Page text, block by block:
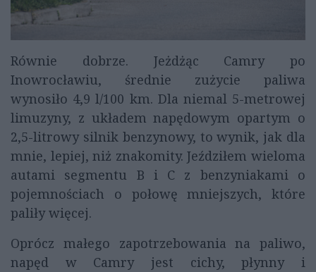
Równie dobrze. Jeżdżąc Camry po
Inowrocławiu, średnie zużycie paliwa
wynosiło 4,9 l/100 km. Dla niemal 5-metrowej
limuzyny, z układem napędowym opartym o
2,5-litrowy silnik benzynowy, to wynik, jak dla
mnie, lepiej, niż znakomity. Jeździłem wieloma
autami segmentu B i C z benzyniakami o
pojemnościach o połowę mniejszych, które
paliły więcej.
Oprócz małego zapotrzebowania na paliwo,
napęd w Camry jest cichy, płynny i